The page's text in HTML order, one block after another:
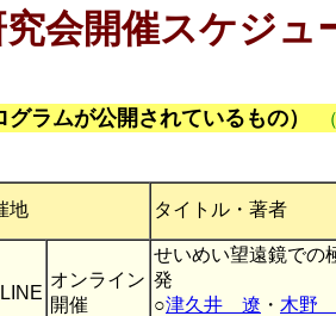
会開催スケジュ
ラムが公開されているもの）
地 タイトル・著者
オンライン
開催
せいめい望遠鏡での
発
○津久井 遼 ・ 木野